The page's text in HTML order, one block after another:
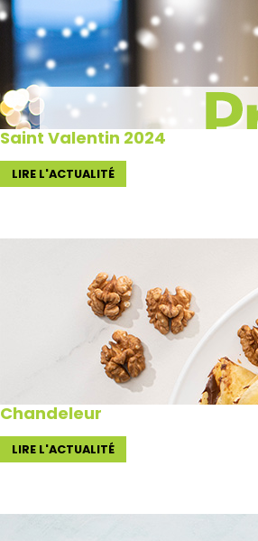
Saint Valentin 2024
LIRE L'ACTUALITÉ
Chandeleur
LIRE L'ACTUALITÉ